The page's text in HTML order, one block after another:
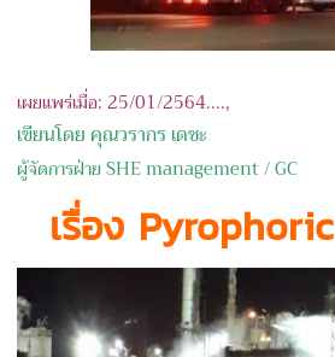
เผยแพร่เมื่อ: 25/01/2564....,
เขียนโดย คุณวรากร เดชะ
ผู้จัดการฝ่าย SHE management / GC
เรื่อง